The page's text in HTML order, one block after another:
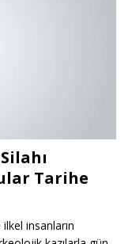
Tarihe
insanların